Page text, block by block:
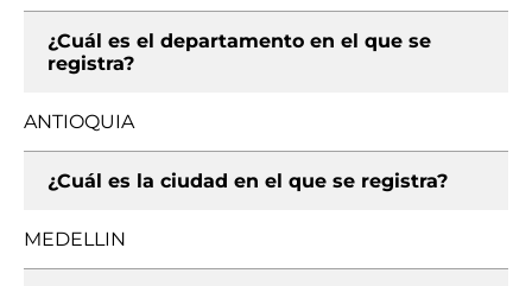
¿Cuál es el departamento en el que se
registra?
ANTIOQUIA
¿Cuál es la ciudad en el que se registra?
MEDELLIN